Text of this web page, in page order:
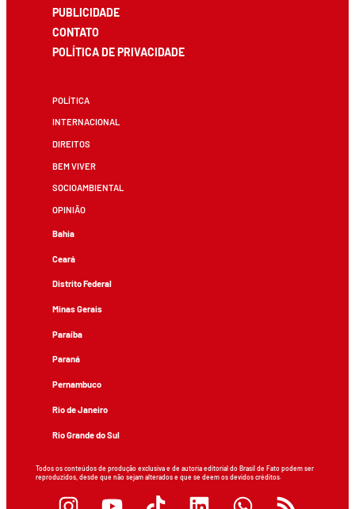
PUBLICIDADE
CONTATO
POLÍTICA DE PRIVACIDADE
POLÍTICA
INTERNACIONAL
DIREITOS
BEM VIVER
SOCIOAMBIENTAL
OPINIÃO
Bahia
Ceará
Distrito Federal
Minas Gerais
Paraíba
Paraná
Pernambuco
Rio de Janeiro
Rio Grande do Sul
Todos os conteúdos de produção exclusiva e de autoria editorial do Brasil de Fato podem ser
reproduzidos, desde que não sejam alterados e que se deem os devidos créditos.